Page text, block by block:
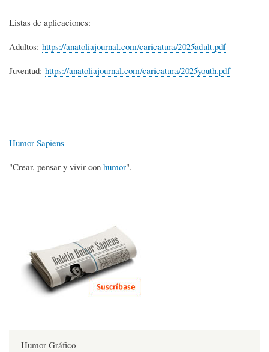
Listas de aplicaciones:
Adultos: https://anatoliajournal.com/caricatura/2025adult.pdf
Juventud: https://anatoliajournal.com/caricatura/2025youth.pdf
Humor Sapiens
"Crear, pensar y vivir con humor".
Humor Gráfico